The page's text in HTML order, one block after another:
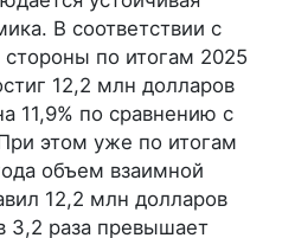
В соответствии с
по итогам 2025
12,2 млн долларов
11,9% по сравнению с
этом уже по итогам
объем взаимной
12,2 млн долларов
раза превышает